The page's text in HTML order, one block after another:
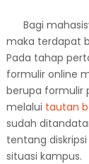
Bagi
maka terdapat
Pada tahap
formulir online
berupa formulir
melalui tautan
sudah
tentang
situasi kampus.